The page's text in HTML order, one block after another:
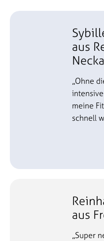
aus
„Ohne
meine
schnell
aus
„Super